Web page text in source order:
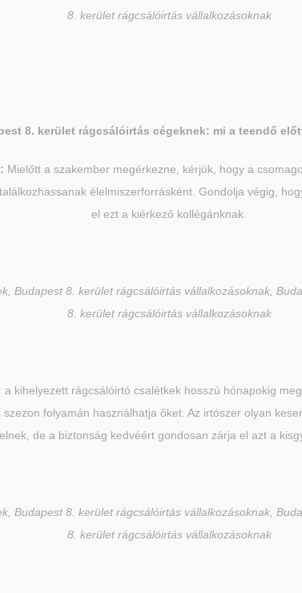
8. kerület rágcsálóirtás vállalkozásoknak
8. kerület rágcsálóirtás cégeknek: mi a teendő
Mielőtt a szakember megérkezne, kérjük, hogy a
élelmiszerforrásként. Gondolja végig,
el ezt a kiérkező kollégánknak.
Budapest 8. kerület rágcsálóirtás vállalkozásoknak,
8. kerület rágcsálóirtás vállalkozásoknak
a kihelyezett rágcsálóirtó csalétkek hosszú hónapokig
folyamán használhatja őket. Az irtószer olyan
de a biztonság kedvéért gondosan zárja el azt a
Budapest 8. kerület rágcsálóirtás vállalkozásoknak,
8. kerület rágcsálóirtás vállalkozásoknak